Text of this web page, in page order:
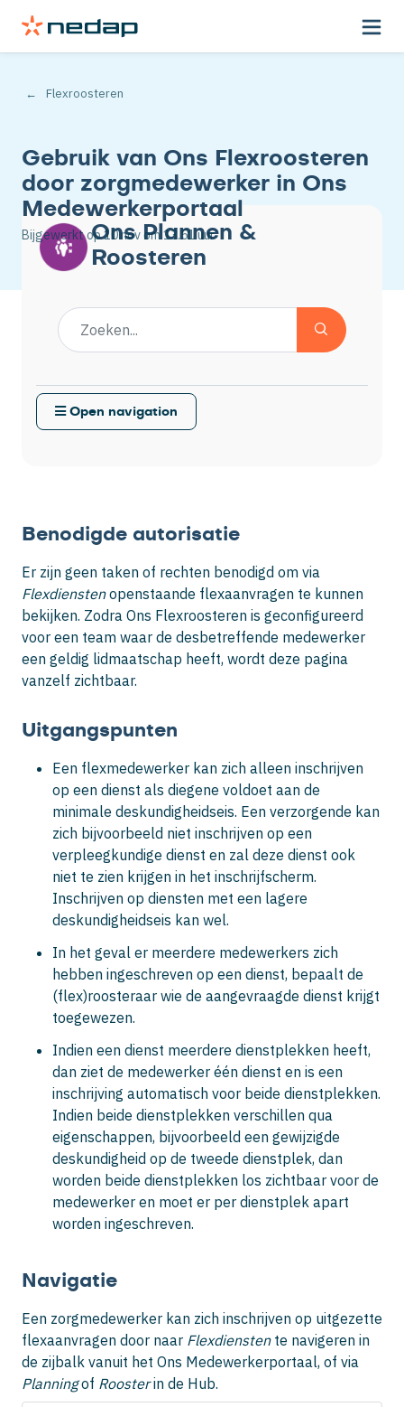
Flexroosteren
Gebruik van Ons Flexroosteren
door zorgmedewerker in Ons
Medewerkerportaal
Bijgewerkt op10 novom 13.51 uur
Benodigde autorisatie
Er zijn geen taken of rechten benodigd om via
Flexdienstenopenstaande flexaanvragen te kunnen
bekijken. Zodra Ons Flexroosteren is geconfigureerd
voor een team waar de desbetreffende medewerker
een geldig lidmaatschap heeft, wordt deze pagina
vanzelf zichtbaar.
Uitgangspunten
Een flexmedewerker kan zich alleen inschrijven
op een dienst als diegene voldoet aan de
minimale deskundigheidseis. Een verzorgende kan
zich bijvoorbeeld niet inschrijven op een
verpleegkundige dienst en zal deze dienst ook
niet te zien krijgen in het inschrijfscherm.
Inschrijven op diensten met een lagere
deskundigheidseis kan wel.
In het geval er meerdere medewerkers zich
hebben ingeschreven op een dienst, bepaalt de
(flex)roosteraar wie de aangevraagde dienst krijgt
toegewezen.
Indien een dienst meerdere dienstplekken heeft,
dan ziet de medewerker één dienst en is een
inschrijving automatisch voor beide dienstplekken.
Indien beide dienstplekken verschillen qua
eigenschappen, bijvoorbeeld een gewijzigde
deskundigheid op de tweede dienstplek, dan
worden beide dienstplekken los zichtbaar voor de
medewerker en moet er per dienstplek apart
worden ingeschreven.
Navigatie
Een zorgmedewerker kan zich inschrijven op uitgezette
flexaanvragen door naar Flexdiensten te navigeren in
de zijbalk vanuit het Ons Medewerkerportaal, of via
Planningof Roosterin de Hub.
Ons Plannen &
Roosteren
Open navigation